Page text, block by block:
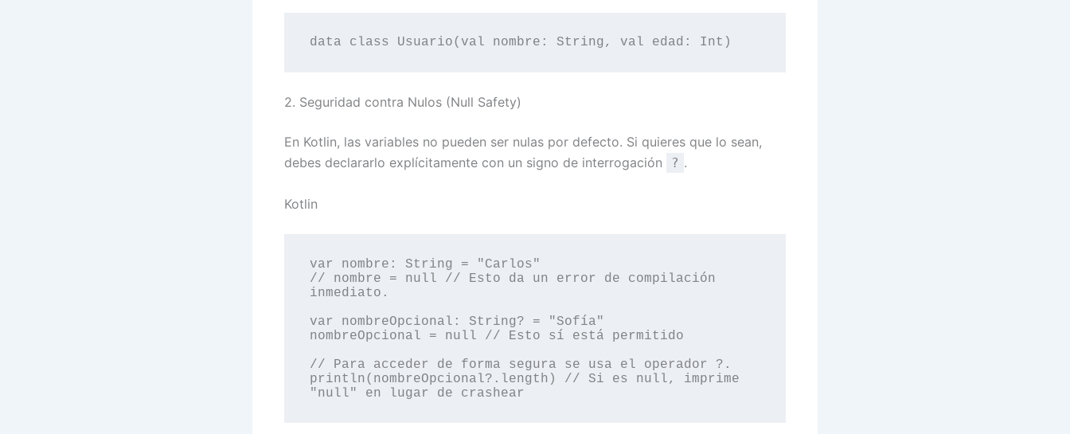
2. Seguridad contra Nulos (Null Safety)
En Kotlin, las variables no pueden ser nulas por defecto. Si quieres que lo sean,
debes declararlo explícitamente con un signo de interrogación
? .
Kotlin
var nombre: String = "Carlos"
// nombre = null // Esto da un error de compilación
inmediato.
var nombreOpcional: String? = "Sofía"
nombreOpcional = null // Esto sí está permitido
// Para acceder de forma segura se usa el operador ?.
println(nombreOpcional?.length) // Si es null, imprime